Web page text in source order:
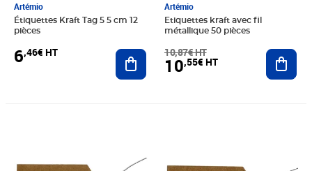
Artémio
Étiquettes Kraft Tag 5 5 cm 12
pièces
6,46€ HT Ajouter au panier
Artémio
Etiquettes kraft avec fil
métallique 50 pièces
10,87€ HT
10,55€ HT